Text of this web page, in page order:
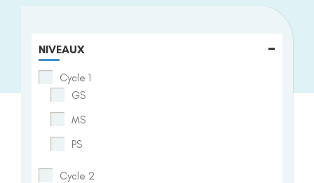
NIVEAUX -
Cycle 1
GS
MS
PS
Cycle 2